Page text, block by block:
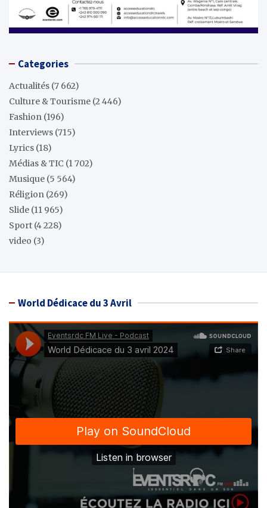
Categories
Actualités (7 662)
Culture & Tourisme (2 446)
Fashion (196)
Interviews (715)
Lyrics (18)
Médias & TIC (1 702)
Musique (5 564)
Réligion (269)
Slide (11 965)
Sport (4 228)
video (3)
World Dédicace du 3 Avril